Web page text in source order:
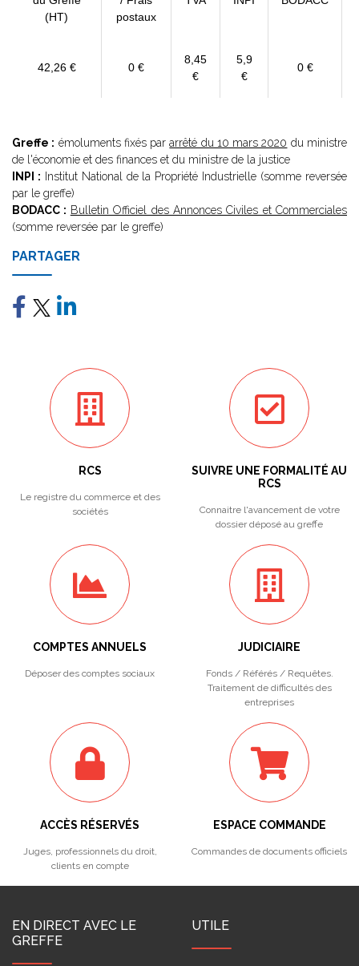
(HT)
postaux
42,26 € 0 €
8,45
€
5,9
€
0 €
Greffe : émoluments fixés pararrêté du 10 mars 2020 du ministre
de l'économie et des finances et du ministre de la justice
INPI : Institut National de la Propriété Industrielle (somme reversée
par le greffe)
BODACC : Bulletin Officiel des Annonces Civiles et Commerciales
(somme reversée par le greffe)
PARTAGER
RCS
Le registre du commerce et des
sociétés
SUIVRE UNE FORMALITÉ AU
RCS
Connaitre l'avancement de votre
dossier déposé au greffe
COMPTES ANNUELS
Déposer des comptes sociaux
JUDICIAIRE
Fonds / Référés / Requêtes.
Traitement de difficultés des
entreprises
ACCÈS RÉSERVÉS
Juges, professionnels du droit,
clients en compte
ESPACE COMMANDE
Commandes de documents officiels
EN DIRECT AVEC LE
GREFFE
UTILE